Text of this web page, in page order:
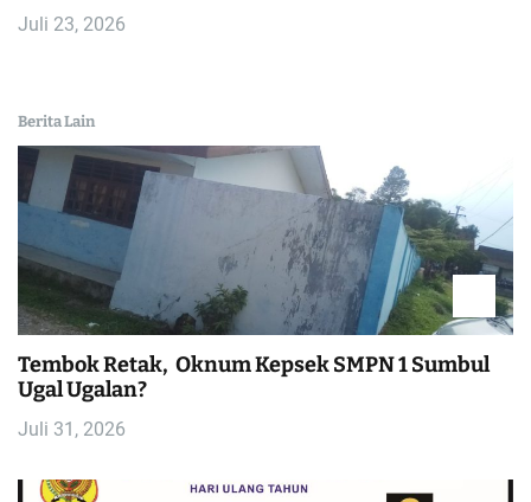
Juli 23, 2026
Berita Lain
Tembok Retak, Oknum Kepsek SMPN 1 Sumbul
Ugal Ugalan?
Juli 31, 2026